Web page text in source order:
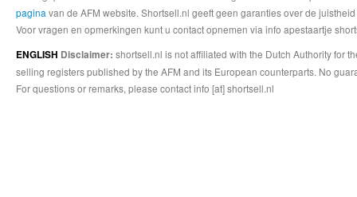
pagina van de AFM website. Shortsell.nl geeft geen garanties over de
Voor vragen en opmerkingen kunt u contact opnemen via info apestaartje
ENGLISH Disclaimer: shortsell.nl is not affiliated with the Dutch Authority for
selling registers published by the AFM and its European counterparts. No
For questions or remarks, please contact info [at] shortsell.nl